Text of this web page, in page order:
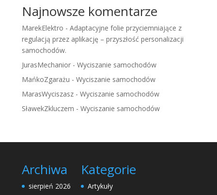
Najnowsze komentarze
MarekElektro - Adaptacyjne folie przyciemniające z
regulacją przez aplikację – przyszłość personalizacji
samochodów.
JurasMechanior- Wyciszanie samochodów
MańkoZgarażu - Wyciszanie samochodów
MarasWyciszasz- Wyciszanie samochodów
SławekZkluczem - Wyciszanie samochodów
Archiwa
sierpień 2026
Kategorie
Artykuły